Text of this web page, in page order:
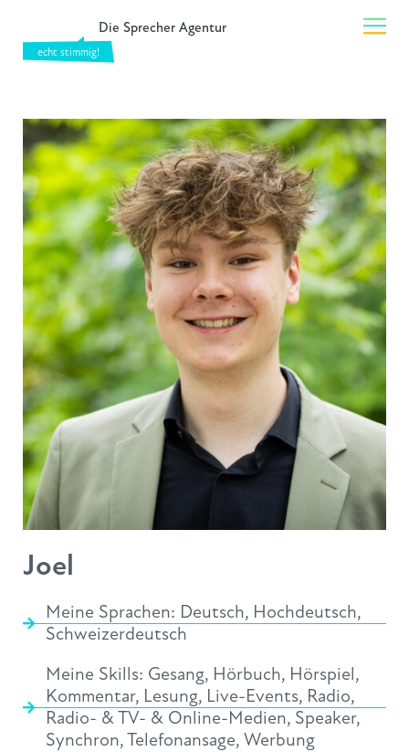
Die Sprecher Agentur
Joel
Meine Sprachen: Deutsch, Hochdeutsch,
Schweizerdeutsch
Meine Skills: Gesang, Hörbuch, Hörspiel,
Kommentar, Lesung, Live-Events, Radio,
Radio- & TV- & Online-Medien, Speaker,
Synchron,Telefonansage, Werbung